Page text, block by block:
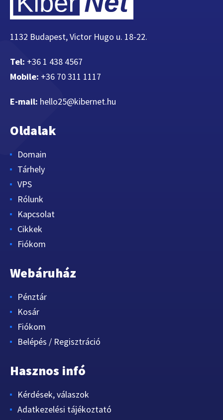
1132 Budapest, Victor Hugo u. 18-22.
Tel: +36 1 438 4567
Mobile: +36 70 311 1117
E-mail: hello25@kibernet.hu
Oldalak
Domain
Tárhely
VPS
Rólunk
Kapcsolat
Cikkek
Fiókom
Webáruház
Pénztár
Kosár
Fiókom
Belépés / Regisztráció
Hasznos infó
Kérdések, válaszok
Adatkezelési tájékoztató